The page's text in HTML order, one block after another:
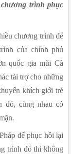
trình phục
chương trình để
của chính phủ
quốc gia mũi Cà
tài trợ cho những
khích giới trẻ
đó, cùng nhau có
để phục hồi lại
trình đó thì không